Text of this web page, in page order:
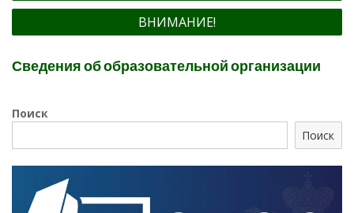
ВНИМАНИЕ!
Сведения об образовательной организации
Поиск
Поиск